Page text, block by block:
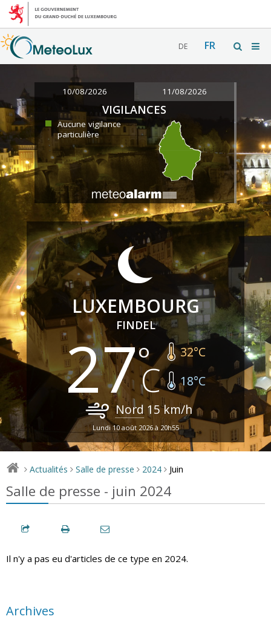
DE FR
10/08/2026 11/08/2026
VIGILANCES
Aucune vigilance
particulière
LUXEMBOURG
FINDEL
27 32°C
18°C
Nord 15km/h
Lundi 10 août 2026 à 20h55
> Actualités > Salle de presse > 2024 > Juin
Salle de presse - juin 2024
Il n'y a pas eu d'articles de ce type en 2024.
Archives